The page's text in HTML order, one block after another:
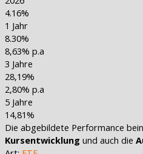
4.16%
1 Jahr
8.30%
8,63% p.a
3 Jahre
28,19%
2,80% p.a
5 Jahre
14,81%
Die abgebildete Performance
Kursentwicklung und auch die